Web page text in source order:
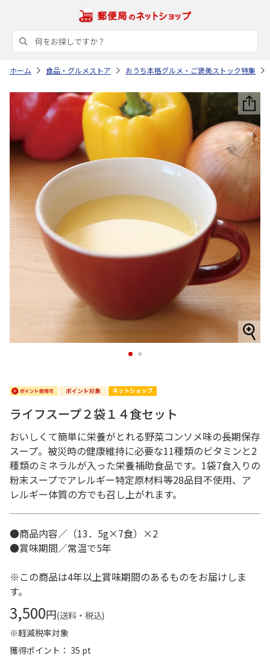
ホーム 食品・グルメストア おうち本格グルメ・ご褒美ストック特集
1 2
ライフスープ２袋１４食セット
おいしくて簡単に栄養がとれる野菜コンソメ味の長期保存
スープ。被災時の健康維持に必要な11種類のビタミンと2
種類のミネラルが入った栄養補助食品です。1袋7食入りの
粉末スープでアレルギー特定原材料等28品目不使用、ア
レルギー体質の方でも召し上がれます。
●商品内容／（13．5g×7食）×2
●賞味期間／常温で5年
※この商品は4年以上賞味期間のあるものをお届けしま
す。
3,500円(送料・税込)
※軽減税率対象
獲得ポイント： 35 pt